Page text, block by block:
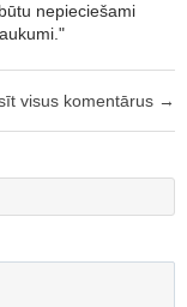
visus komentārus →